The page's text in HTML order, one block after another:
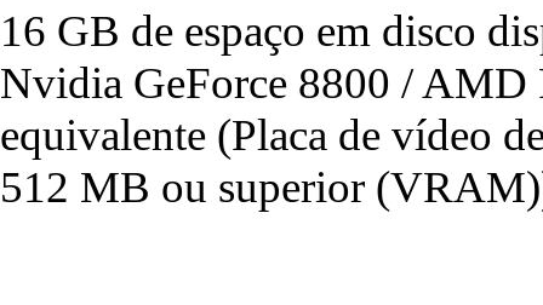
16 GB de espaço em disco
Nvidia GeForce 8800 / AMD
equivalente (Placa de vídeo
512 MB ou superior